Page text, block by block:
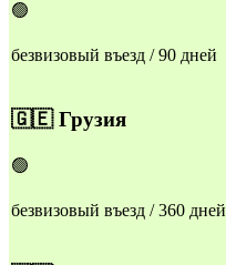
🟢
безвизовый въезд / 90 дней
🇬🇪Грузия
🟢
безвизовый въезд / 360 дней